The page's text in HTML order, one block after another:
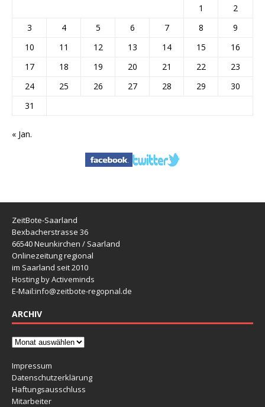
1
2
3
4 5 6 7 8
9
10
11 12 13 14 15
16
17
18 19 20 21 22
23
24
25 26 27 28 29
30
31
« Jan.
ZeitBote-Saarland
Bexbacherstrasse 36
66540 Neunkirchen / Saarland
Onlinezeitung regional
im Saarland seit 2010
Hosting by Activeminds
E-Mail:info@zeitbote-regopnal.de
ARCHIV
Impressum
Datenschutzerklärung
Haftungsausschluss
Mitarbeiter